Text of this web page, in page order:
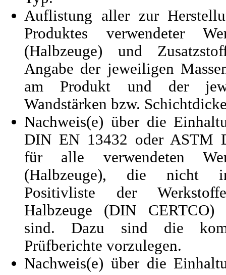
Auflistung aller zur
Produktes verwendeter
(Halbzeuge) und
Angabe der jeweiligen
am Produkt und der
Wandstärken bzw.
Nachweis(e) über die
DIN EN 13432 oder ASTM
für alle verwendeten
(Halbzeuge), die nicht
Positivliste der
Halbzeuge (DIN CERTCO)
sind. Dazu sind die
Prüfberichte vorzulegen.
Nachweis(e) über die